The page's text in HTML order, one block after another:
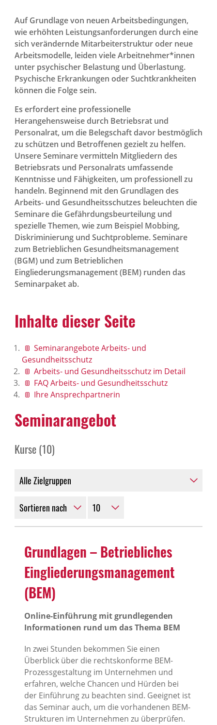
Betriebsrat-Wissen
News Archiv
Auf Grundlage von neuen Arbeitsbedingungen,
wie erhöhten Leistungsanforderungen durch eine
sich verändernde Mitarbeiterstruktur oder neue
Arbeitsmodelle, leiden viele Arbeitnehmer*innen
unter psychischer Belastung und Überlastung.
Psychische Erkrankungen oder Suchtkrankheiten
können die Folge sein.
Es erfordert eine professionelle
Herangehensweise durch Betriebsrat und
Personalrat, um die Belegschaft davor bestmöglich
zu schützen und Betroffenen gezielt zu helfen.
Unsere Seminare vermitteln Mitgliedern des
Betriebsrats und Personalrats umfassende
Kenntnisse und Fähigkeiten, um professionell zu
handeln. Beginnend mit den Grundlagen des
Arbeits- und Gesundheitsschutzes beleuchten die
Seminare die Gefährdungsbeurteilung und
spezielle Themen, wie zum Beispiel Mobbing,
Diskriminierung und Suchtprobleme. Seminare
zum Betrieblichen Gesundheitsmanagement
(BGM) und zum Betrieblichen
Eingliederungsmanagement (BEM) runden das
Seminarpaket ab.
Inhalte dieser Seite
Seminarangebote Arbeits- und
Gesundheitsschutz
Arbeits- und Gesundheitsschutz im Detail
FAQ Arbeits- und Gesundheitsschutz
Ihre Ansprechpartnerin
Semi­nar­an­gebot
Kurse (10)
Grund­lagen – Betrieb­li­ches
Einglie­de­rungs­ma­nage­ment
(BEM)
Online-Einführung mit grundlegenden
Informationen rund um das Thema BEM
In zwei Stunden bekommen Sie einen
Überblick über die rechtskonforme BEM-
Prozessgestaltung im Unternehmen und
erfahren, welche Chancen und Hürden bei
der Einführung zu beachten sind. Geeignet ist
das Seminar auch, um die vorhandenen BEM-
Strukturen im Unternehmen zu überprüfen.